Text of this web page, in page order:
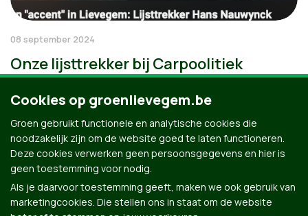
08 september 2024
Onze lijsttrekker bij Carpoolitiek
Cookies op groenlievegem.be
Groen gebruikt functionele en analytische cookies die
noodzakelijk zijn om de website goed te laten functioneren.
Deze cookies verwerken geen persoonsgegevens en hier is
geen toestemming voor nodig.
Als je daarvoor toestemming geeft, maken we ook gebruik van
marketingcookies. Die stellen ons in staat om de website